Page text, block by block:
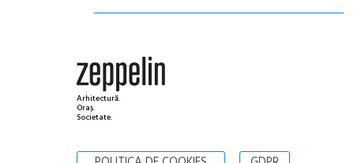
Arhitectură.
Oraș.
Societate.